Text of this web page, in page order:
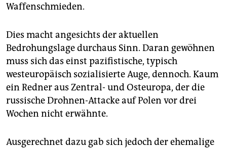
Waffenschmieden.
Dies macht angesichts der aktuellen
Bedrohungslage durchaus Sinn. Daran gewöhnen
muss sich das einst pazifistische, typisch
westeuropäisch sozialisierte Auge, dennoch. Kaum
ein Redner aus Zentral- und Osteuropa, der die
russische Drohnen-Attacke auf Polen vor drei
Wochen nicht erwähnte.
Ausgerechnet dazu gab sich jedoch der ehemalige